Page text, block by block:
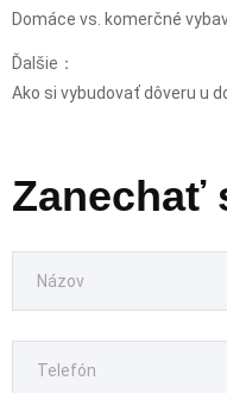
Domáce vs. komerčné
Ďalšie：
Ako si vybudovať dôveru u
Zanechať